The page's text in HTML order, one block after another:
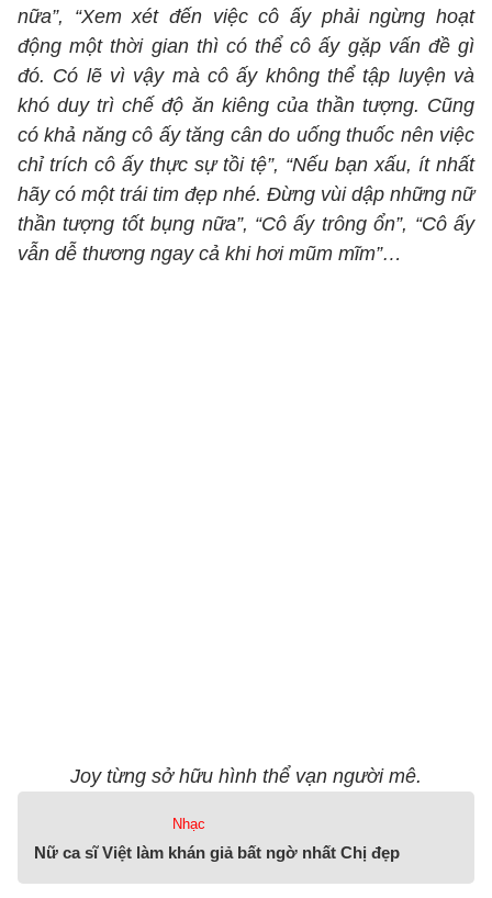
nữa”, “Xem xét đến việc cô ấy phải ngừng hoạt
động một thời gian thì có thể cô ấy gặp vấn đề gì
đó. Có lẽ vì vậy mà cô ấy không thể tập luyện và
khó duy trì chế độ ăn kiêng của thần tượng. Cũng
có khả năng cô ấy tăng cân do uống thuốc nên việc
chỉ trích cô ấy thực sự tồi tệ”, “Nếu bạn xấu, ít nhất
hãy có một trái tim đẹp nhé. Đừng vùi dập những nữ
thần tượng tốt bụng nữa”, “Cô ấy trông ổn”, “Cô ấy
vẫn dễ thương ngay cả khi hơi mũm mĩm”…
Joy từng sở hữu hình thể vạn người mê.
Nhạc
Nữ ca sĩ Việt làm khán giả bất ngờ nhất Chị đẹp